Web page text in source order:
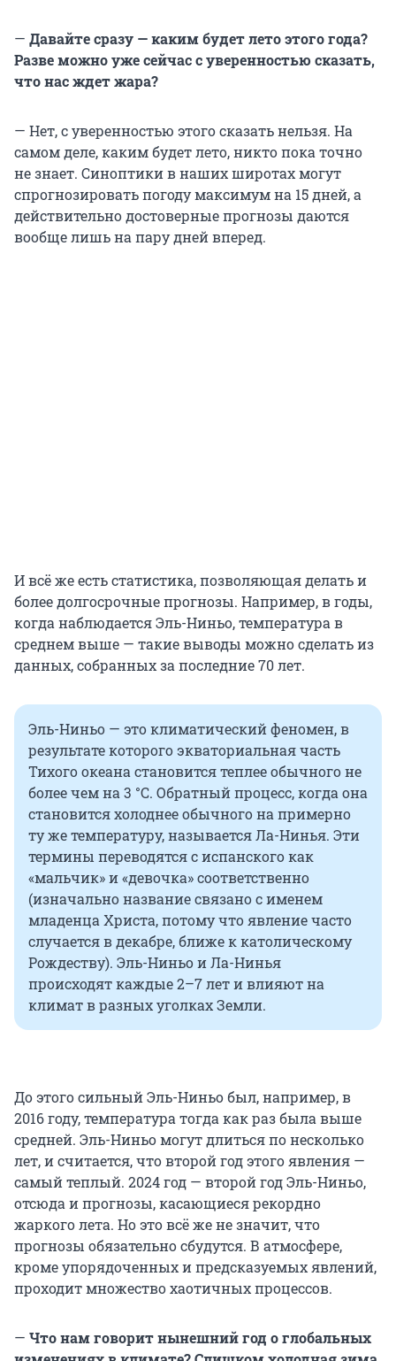
— Давайте сразу — каким будет лето этого года?
Разве можно уже сейчас с уверенностью сказать,
что нас ждет жара?
— Нет, с уверенностью этого сказать нельзя. На
самом деле, каким будет лето, никто пока точно
не знает. Синоптики в наших широтах могут
спрогнозировать погоду максимум на 15 дней, а
действительно достоверные прогнозы даются
вообще лишь на пару дней вперед.
И всё же есть статистика, позволяющая делать и
более долгосрочные прогнозы. Например, в годы,
когда наблюдается Эль-Ниньо, температура в
среднем выше — такие выводы можно сделать из
данных, собранных за последние 70 лет.
Эль-Ниньо — это климатический феномен, в
результате которого экваториальная часть
Тихого океана становится теплее обычного не
более чем на 3 °C. Обратный процесс, когда она
становится холоднее обычного на примерно
ту же температуру, называется Ла-Нинья. Эти
термины переводятся с испанского как
«мальчик» и «девочка» соответственно
(изначально название связано с именем
младенца Христа, потому что явление часто
случается в декабре, ближе к католическому
Рождеству). Эль-Ниньо и Ла-Нинья
происходят каждые 2–7 лет и влияют на
климат в разных уголках Земли.
До этого сильный Эль-Ниньо был, например, в
2016 году, температура тогда как раз была выше
средней. Эль-Ниньо могут длиться по несколько
лет, и считается, что второй год этого явления —
самый теплый. 2024 год — второй год Эль-Ниньо,
отсюда и прогнозы, касающиеся рекордно
жаркого лета. Но это всё же не значит, что
прогнозы обязательно сбудутся. В атмосфере,
кроме упорядоченных и предсказуемых явлений,
проходит множество хаотичных процессов.
— Что нам говорит нынешний год о глобальных